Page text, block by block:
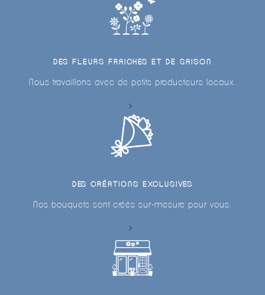
DES FLEURS FRAICHES ET DE SAISON
Nous travaillons avec de petits producteurs locaux.
DES CRÉATIONS EXCLUSIVES
Nos bouquets sont créés sur-mesure pour vous.